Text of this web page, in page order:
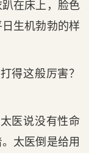
在床上，脸色
生机勃勃的样
得这般厉害？
医说没有性命
太医倒是给用